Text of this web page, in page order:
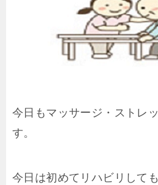
今日もマッサージ・ストレ
す。
今日は初めてリハビリして